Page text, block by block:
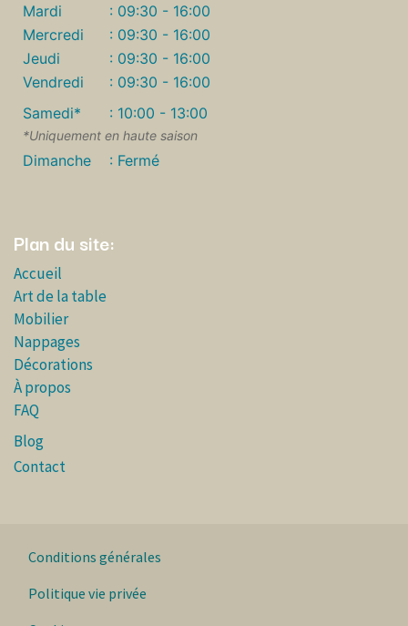
Mardi
: 09:30 - 16:00
Mercredi
: 09:30 - 16:00
Jeudi
: 09:30 - 16:00
Vendredi
: 09:30 - 16:00
Samedi*
: 10:00 - 13:00
*Uniquement en haute saison
Dimanche : Fermé
Plan du site:
Accueil
Art de la table
Mobilier
Nappages
Décorations
À propos
FAQ
Blog
Contact
Conditions générales
Politique vie privée